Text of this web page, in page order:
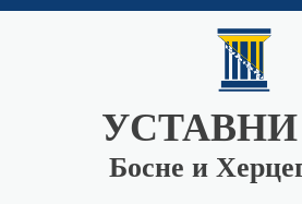
УСТАВНИ
Босне и